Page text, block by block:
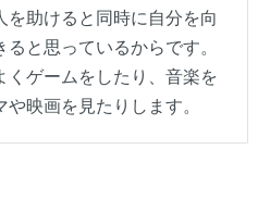
を助けると同時に自分を向
と思っているからです。
くゲームをしたり、音楽を
映画を見たりします。